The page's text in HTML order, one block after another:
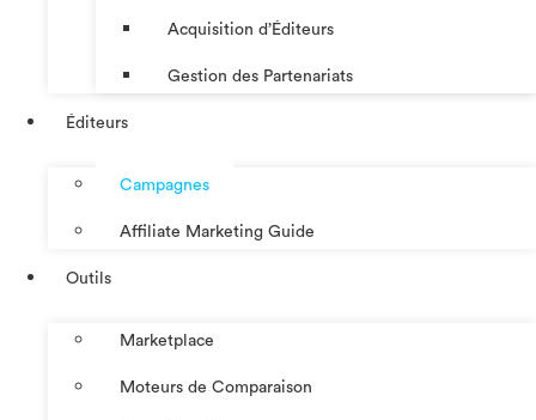
Acquisition d’Éditeurs
Gestion des Partenariats
Éditeurs
Campagnes
Affiliate Marketing Guide
Outils
Marketplace
Moteurs de Comparaison